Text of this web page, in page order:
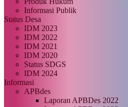
Informasi Publik
Status Desa
IDM 2023
IDM 2022
IDM 2021
IDM 2020
Status SDGS
IDM 2024
Informasi
APBdes
Laporan APBDes 2022